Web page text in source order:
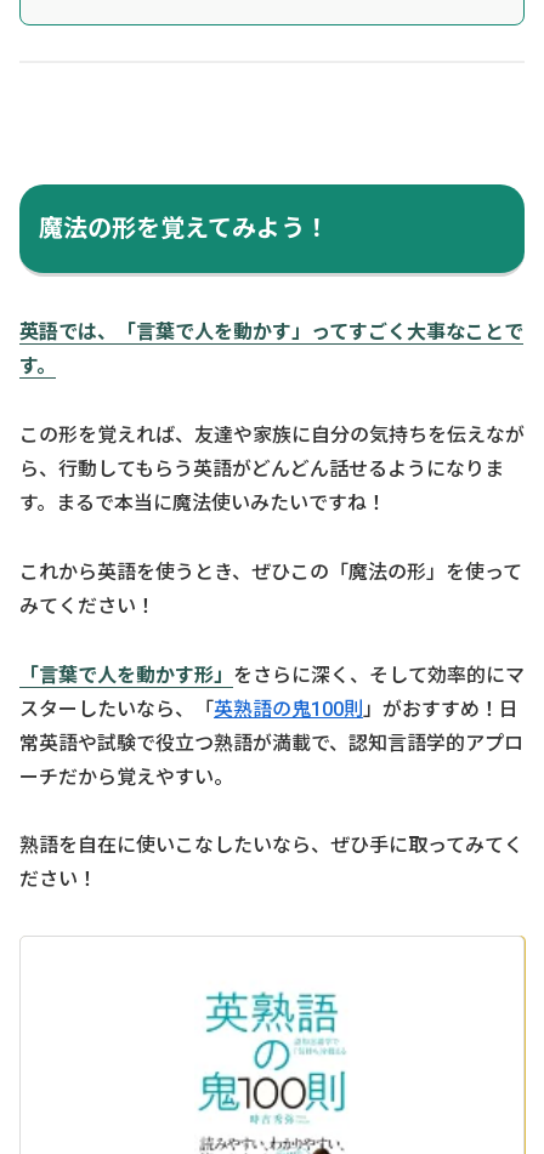
魔法の形を覚えてみよう！
英語では、「言葉で人を動かす」ってすごく大事なことで
す。
この形を覚えれば、友達や家族に自分の気持ちを伝えなが
ら、行動してもらう英語がどんどん話せるようになりま
す。まるで本当に魔法使いみたいですね！
これから英語を使うとき、ぜひこの「魔法の形」を使って
みてください！
「言葉で人を動かす形」 をさらに深く、そして効率的にマ
スターしたいなら、「英熟語の鬼100則 」がおすすめ！日
常英語や試験で役立つ熟語が満載で、認知言語学的アプロ
ーチだから覚えやすい。
熟語を自在に使いこなしたいなら、ぜひ手に取ってみてく
ださい！